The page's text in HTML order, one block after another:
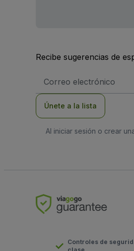
Recibe sugerencias de
de
Únete a la lista
Al iniciar sesión o crear
Controles de